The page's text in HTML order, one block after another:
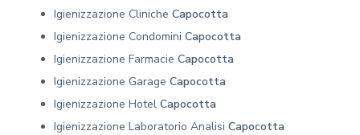
Igienizzazione Cliniche Capocotta
Igienizzazione Condomini Capocotta
Igienizzazione Farmacie Capocotta
Igienizzazione Garage Capocotta
Igienizzazione Hotel Capocotta
Igienizzazione Laboratorio Analisi Capocotta